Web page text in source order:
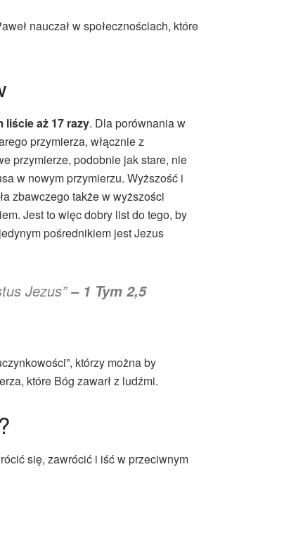
nauczał w społecznościach, które
liście aż 17 razy. Dla porównania w
przymierza, włącznie z
przymierze, podobnie jak stare, nie
w nowym przymierzu. Wyższość i
zbawczego także w wyższości
Jest to więc dobry list do tego, by
pośrednikiem jest Jezus
Jezus”– 1 Tym 2,5
którzy można by
które Bóg zawarł z ludźmi.
się, zawrócić i iść w przeciwnym